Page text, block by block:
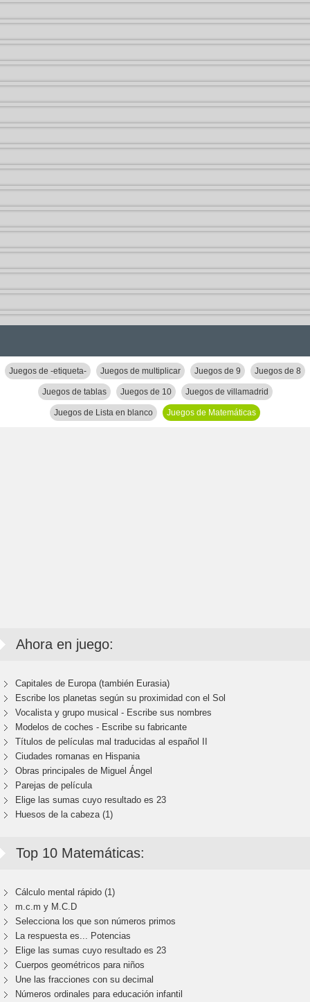
Juegos de -etiqueta- Juegos de multiplicar Juegos de 9 Juegos de 8
Juegos de tablas Juegos de 10 Juegos de villamadrid
Juegos de Lista en blanco Juegos de Matemáticas
Ahora en juego:
Capitales de Europa (también Eurasia)
Escribe los planetas según su proximidad con el Sol
Vocalista y grupo musical - Escribe sus nombres
Modelos de coches - Escribe su fabricante
Títulos de películas mal traducidas al español II
Ciudades romanas en Hispania
Obras principales de Miguel Ángel
Parejas de película
Elige las sumas cuyo resultado es 23
Huesos de la cabeza (1)
Top 10 Matemáticas:
Cálculo mental rápido (1)
m.c.m y M.C.D
Selecciona los que son números primos
La respuesta es... Potencias
Elige las sumas cuyo resultado es 23
Cuerpos geométricos para niños
Une las fracciones con su decimal
Números ordinales para educación infantil